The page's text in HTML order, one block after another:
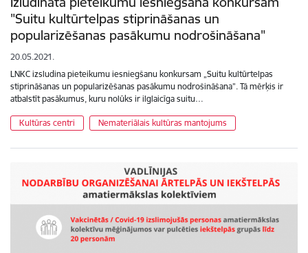
"Suitu kultūrtelpas stiprināšanas un
popularizēšanas pasākumu nodrošināšana"
20.05.2021.
LNKC izsludina pieteikumu iesniegšanu konkursam „Suitu kultūrtelpas
stiprināšanas un popularizēšanas pasākumu nodrošināšana”. Tā mērķis ir
atbalstīt pasākumus, kuru nolūks ir ilglaicīga suitu…
Kultūras centri Nemateriālais kultūras mantojums